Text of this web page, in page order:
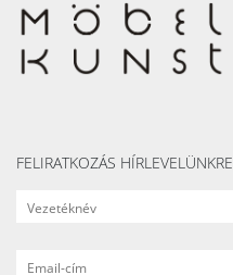
FELIRATKOZÁS HÍRLEVELÜNKRE